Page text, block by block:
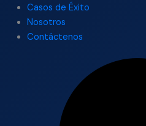
Casos de Éxito
Nosotros
Contáctenos